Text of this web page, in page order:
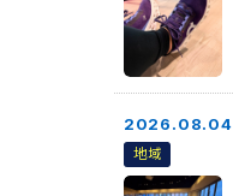
2026.08.04
地域